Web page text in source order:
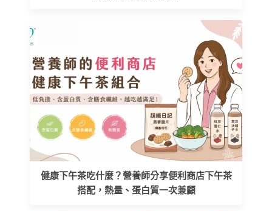
健康下午茶吃什麼？營養師分享便利商店下午茶
搭配，熱量、蛋白質一次兼顧